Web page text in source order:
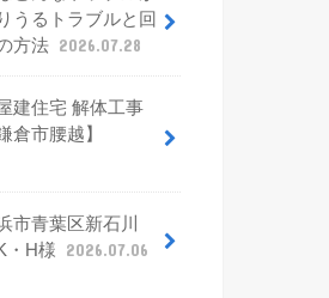
うるトラブルと回
方法 2026.07.28
建住宅 解体工事
倉市腰越】
市青葉区新石川
H様
2026.07.06